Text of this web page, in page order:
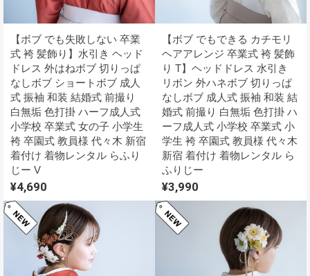
【ボブ でも失敗しない 卒業
式 袴 髪飾り】水引き ヘッド
ドレス 外はねボブ 切りっぱ
なしボブ ショートボブ 成人
式 振袖 和装 結婚式 前撮り
白無垢 色打掛 ハーフ成人式
小学校 卒業式 女の子 小学生
袴 卒園式 教員様 代々木 新宿
着付け 着物レンタル らふり
じー V
¥4,690
【ボブ でもできる カチモリ
ヘアアレンジ 卒業式 袴 髪飾
り T】ヘッドドレス 水引き
リボン 外ハネボブ 切りっぱ
なしボブ 成人式 振袖 和装 結
婚式 前撮り 白無垢 色打掛 ハ
ーフ成人式 小学校 卒業式 小
学生 袴 卒園式 教員様 代々木
新宿 着付け 着物レンタル ら
ふりじー
¥3,990